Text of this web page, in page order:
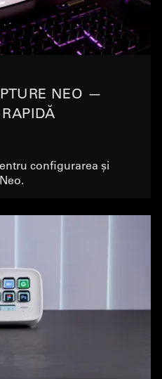
NEO —
configurarea și